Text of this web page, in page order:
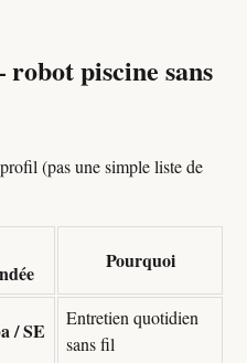
piscine sans
(pas une simple liste de
Pourquoi
/ SE
Entretien quotidien
sans fil